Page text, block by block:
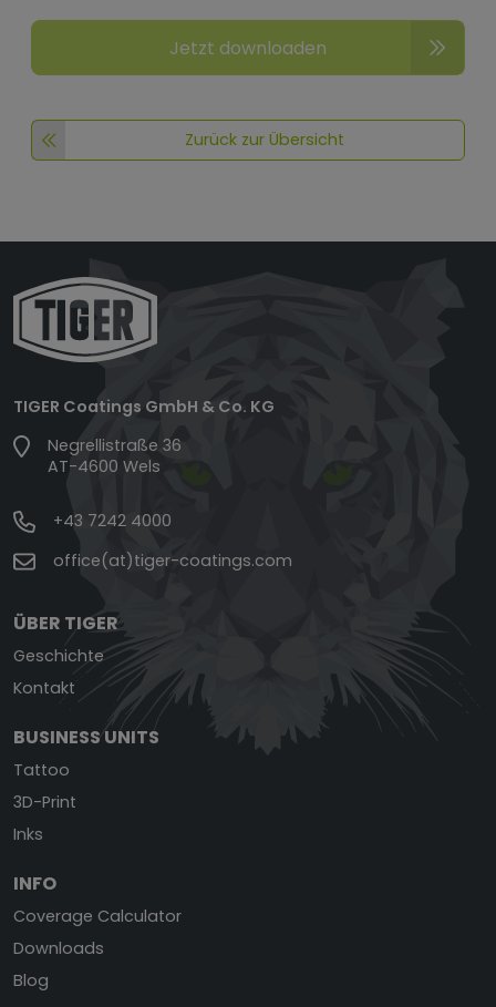
Jetzt downloaden
Zurück zur Übersicht
TIGER Coatings GmbH & Co. KG
Negrellistraße 36
AT-4600 Wels
+43 7242 4000
office(at)tiger-coatings.com
ÜBER TIGER
Geschichte
Kontakt
BUSINESS UNITS
Tattoo
3D-Print
Inks
INFO
Coverage Calculator
Downloads
Blog